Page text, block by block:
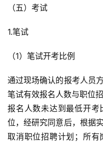
（五）考试
1.笔试
（1）笔试开考比例
通过现场确认的报考人员
笔试有效报名人数与职位
报名人数未达到最低开
位，经研究同意后，根据
取消职位招聘计划；所